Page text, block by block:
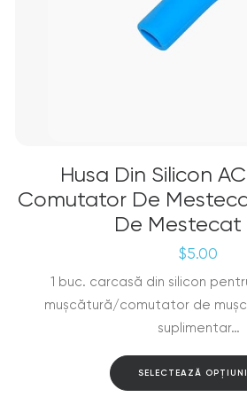
Husa Din Silicon
Comutator De
De Mestecat
$5.00
1 buc. carcasă din silicon
mușcătură/comutator de
suplimentar…
SELECTEAZĂ